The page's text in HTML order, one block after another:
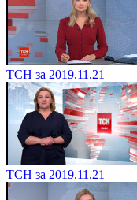
ТСН за 2019.11.21
ТСН за 2019.11.21